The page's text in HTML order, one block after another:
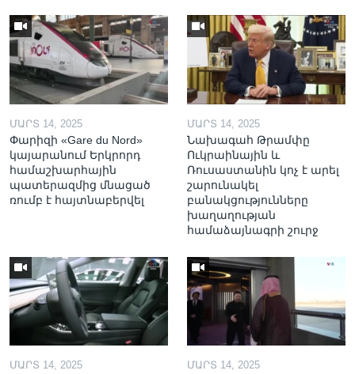
ՄԱՐՏ 14, 2025
Փարիզի «Gare du Nord»
կայարանում Երկրորդ
համաշխարհային
պատերազմից մնացած
ռումբ է հայտնաբերվել
ՄԱՐՏ 14, 2025
Նախագահ Թրամփը
Ուկրաինային և
Ռուսաստանին կոչ է արել
շարունակել
բանակցությունները
խաղաղության
համաձայնագրի շուրջ
ՄԱՐՏ 14, 2025 ՄԱՐՏ 14, 2025